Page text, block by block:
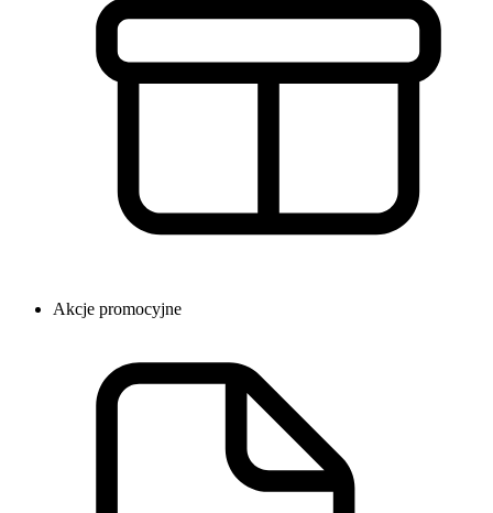
Akcje promocyjne